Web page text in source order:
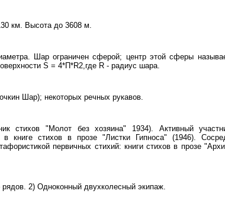
км. Высота до 3608 м.
Шар ограничен сферой; центр этой сферы
S = 4*П*R2,где R - радиус шара.
Шар); некоторых речных рукавов.
стихов "Молот без хозяина" 1934). Активный
стихов в прозе "Листки Гипноса" (1946).
первичных стихий: книги стихов в прозе
2) Одноконный двухколесный экипаж.